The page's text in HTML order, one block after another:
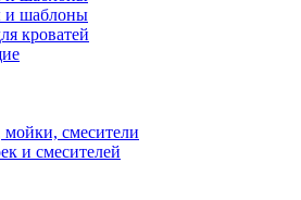
и шаблоны
кроватей
смесители
и смесителей